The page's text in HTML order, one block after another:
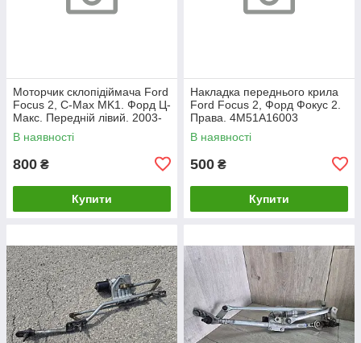
Моторчик склопідіймача Ford
Focus 2, C-Max MK1. Форд Ц-
Макс. Передній лівий. 2003-
2007. 981405110.
В наявності
800 ₴
Купити
Накладка переднього крила
Ford Focus 2, Форд Фокус 2.
Права. 4M51A16003
В наявності
500 ₴
Купити